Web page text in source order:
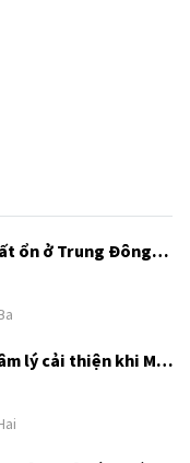
ổn ở Trung Đông
trước loạt dữ liệu
lý cải thiện khi Mỹ
tìm kiếm giải pháp